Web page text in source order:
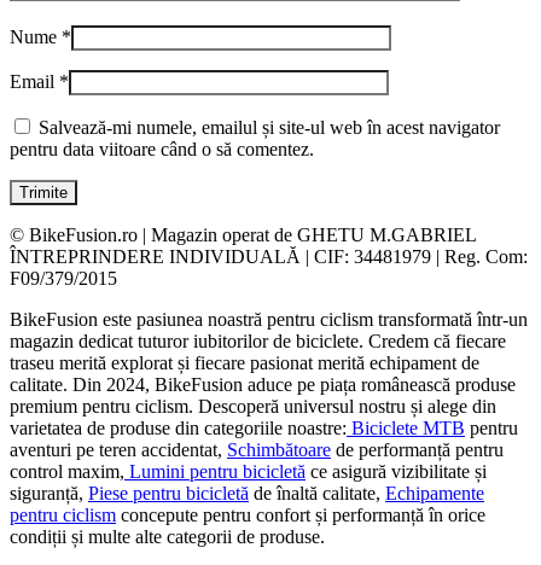
Nume *
Email *
Salvează-mi numele, emailul și site-ul web în acest navigator
pentru data viitoare când o să comentez.
© BikeFusion.ro | Magazin operat de GHETU M.GABRIEL
ÎNTREPRINDERE INDIVIDUALĂ | CIF: 34481979 | Reg. Com:
F09/379/2015
BikeFusion este pasiunea noastră pentru ciclism transformată într-un
magazin dedicat tuturor iubitorilor de biciclete. Credem că fiecare
traseu merită explorat și fiecare pasionat merită echipament de
calitate. Din 2024, BikeFusion aduce pe piața românească produse
premium pentru ciclism. Descoperă universul nostru și alege din
varietatea de produse din categoriile noastre: Biciclete MTB pentru
aventuri pe teren accidentat, Schimbătoare de performanță pentru
control maxim, Lumini pentru bicicletă ce asigură vizibilitate și
siguranță, Piese pentru bicicletă de înaltă calitate, Echipamente
pentru ciclism concepute pentru confort și performanță în orice
condiții și multe alte categorii de produse.